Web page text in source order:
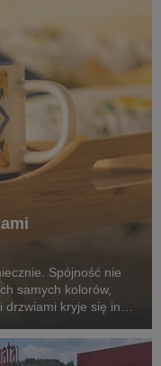
Spójność nie
samych kolorów,
drzwiami kryje się inny